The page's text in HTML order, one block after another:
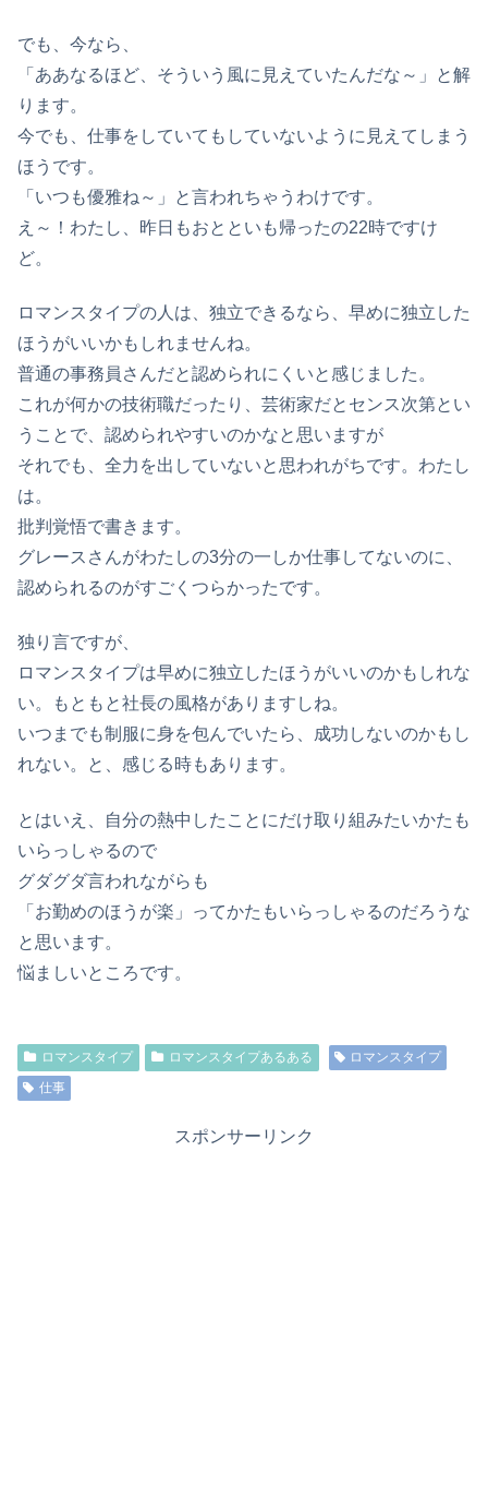
でも、今なら、
「ああなるほど、そういう風に見えていたんだな～」と解
ります。
今でも、仕事をしていてもしていないように見えてしまう
ほうです。
「いつも優雅ね～」と言われちゃうわけです。
え～！わたし、昨日もおとといも帰ったの22時ですけ
ど。
ロマンスタイプの人は、独立できるなら、早めに独立した
ほうがいいかもしれませんね。
普通の事務員さんだと認められにくいと感じました。
これが何かの技術職だったり、芸術家だとセンス次第とい
うことで、認められやすいのかなと思いますが
それでも、全力を出していないと思われがちです。わたし
は。
批判覚悟で書きます。
グレースさんがわたしの3分の一しか仕事してないのに、
認められるのがすごくつらかったです。
独り言ですが、
ロマンスタイプは早めに独立したほうがいいのかもしれな
い。もともと社長の風格がありますしね。
いつまでも制服に身を包んでいたら、成功しないのかもし
れない。と、感じる時もあります。
とはいえ、自分の熱中したことにだけ取り組みたいかたも
いらっしゃるので
グダグダ言われながらも
「お勤めのほうが楽」ってかたもいらっしゃるのだろうな
と思います。
悩ましいところです。
ロマンスタイプ ロマンスタイプあるある
ロマンスタイプ
仕事
スポンサーリンク